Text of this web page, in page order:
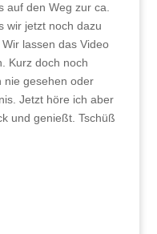
auf den Weg zur ca.
wir jetzt noch dazu
lassen das Video
Kurz doch noch
nie gesehen oder
Jetzt höre ich aber
und genießt. Tschüß